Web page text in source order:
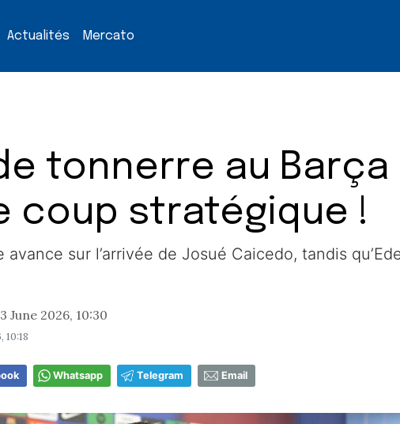
Actualités Mercato
tonnerre au
coup stratégique !
avance sur l’arrivée de Josué Caicedo, tandis
June 2026, 10:30
10:18
Whatsapp Telegram Email